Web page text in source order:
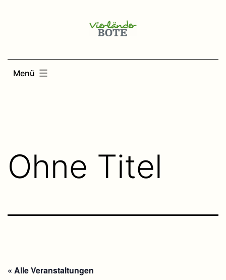
Menü
Ohne Titel
« Alle Veranstaltungen